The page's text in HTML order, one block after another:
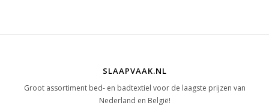
SLAAPVAAK.NL
Groot assortiment bed- en badtextiel voor de laagste prijzen van
Nederland en België!